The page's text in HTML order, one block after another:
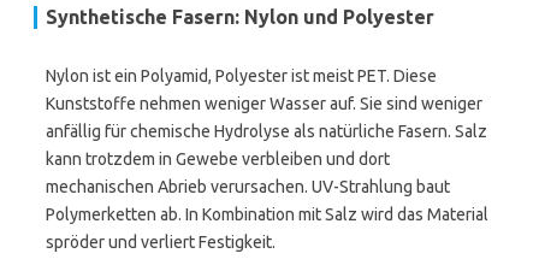
Synthetische Fasern: Nylon und Polyester
Nylon ist ein Polyamid, Polyester ist meist PET. Diese
Kunststoffe nehmen weniger Wasser auf. Sie sind weniger
anfällig für chemische Hydrolyse als natürliche Fasern. Salz
kann trotzdem in Gewebe verbleiben und dort
mechanischen Abrieb verursachen. UV-Strahlung baut
Polymerketten ab. In Kombination mit Salz wird das Material
spröder und verliert Festigkeit.